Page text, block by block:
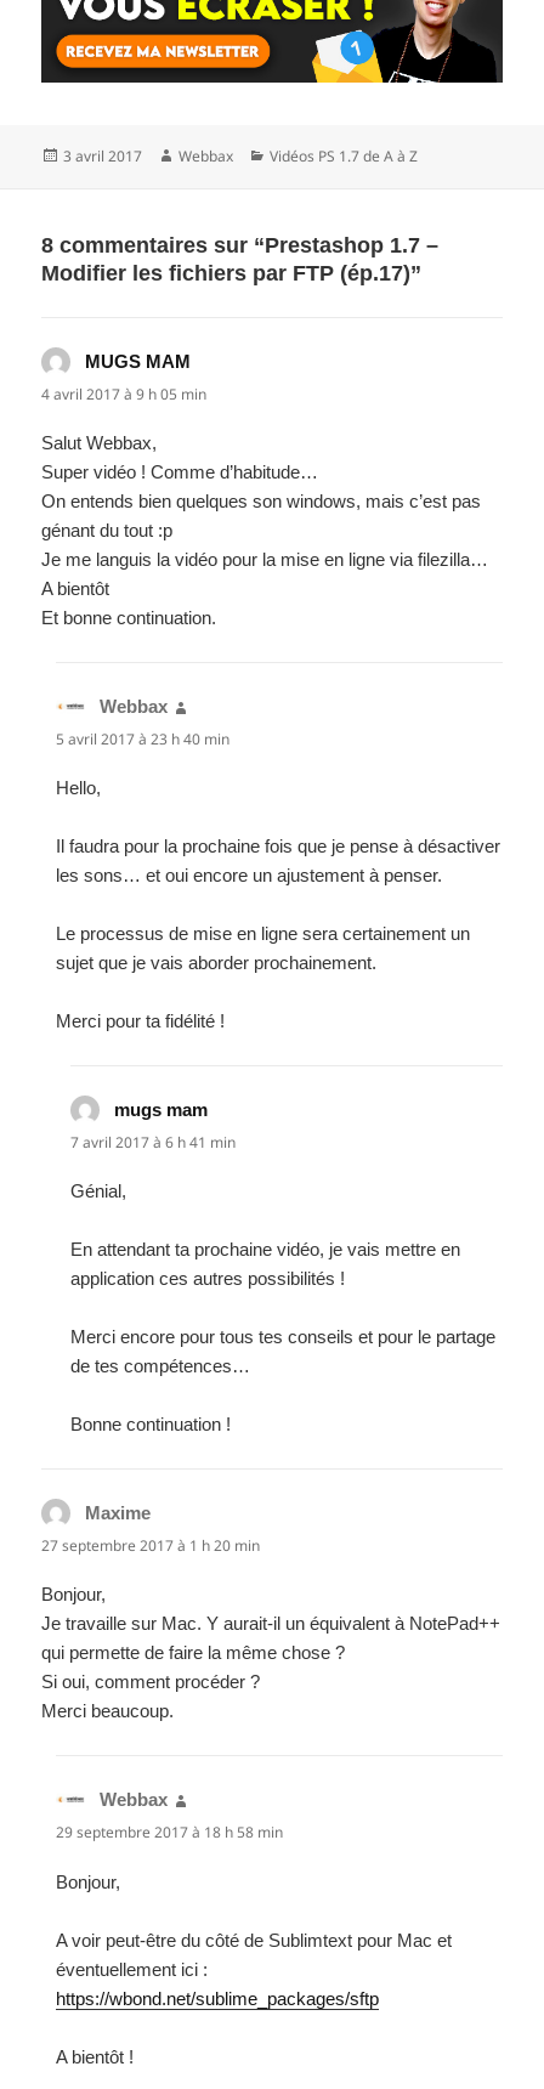
Publié
3 avril 2017 Auteur
Webbax Catégories
Vidéos PS 1.7 de A à Z
8 commentaires sur “Prestashop 1.7 –
Modifier les fichiers par FTP (ép.17)”
MUGS MAM
4 avril 2017 à 9 h 05 min
Salut Webbax,
Super vidéo ! Comme d’habitude…
On entends bien quelques son windows, mais c’est pas
génant du tout :p
Je me languis la vidéo pour la mise en ligne via filezilla…
A bientôt
Et bonne continuation.
Webbax
5 avril 2017 à 23 h 40 min
Hello,
Il faudra pour la prochaine fois que je pense à désactiver
les sons… et oui encore un ajustement à penser.
Le processus de mise en ligne sera certainement un
sujet que je vais aborder prochainement.
Merci pour ta fidélité !
mugs mam
7 avril 2017 à 6 h 41 min
Génial,
En attendant ta prochaine vidéo, je vais mettre en
application ces autres possibilités !
Merci encore pour tous tes conseils et pour le partage
de tes compétences…
Bonne continuation !
Maxime
27 septembre 2017 à 1 h 20 min
Bonjour,
Je travaille sur Mac. Y aurait-il un équivalent à NotePad++
qui permette de faire la même chose ?
Si oui, comment procéder ?
Merci beaucoup.
Webbax
29 septembre 2017 à 18 h 58 min
Bonjour,
A voir peut-être du côté de Sublimtext pour Mac et
éventuellement ici :
https://wbond.net/sublime_packages/sftp
A bientôt !